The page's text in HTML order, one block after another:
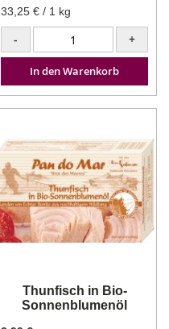
33,25 € / 1 kg
- +
In den Warenkorb
Thunfisch in Bio-
Sonnenblumenöl